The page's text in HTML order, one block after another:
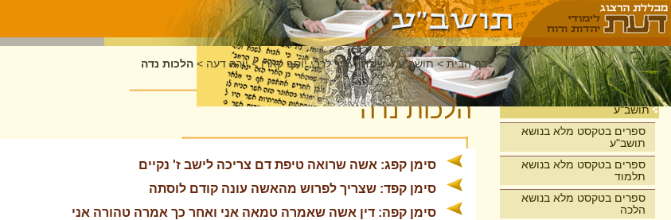
בית
תושב"ע
ספרים בטקסט מלא בנושא
תושב"ע
ספרים בטקסט מלא בנושא
תלמוד
ספרים בטקסט מלא בנושא
הלכה
דף הבית >תושב"ע >שולחן ערוך לרבי יוסף קארו >יורה דעה > הלכות נדה
הלכות נדה
סימן קפג: אשה שרואה טיפת דם צריכה לישב ז' נקיים
סימן קפד: שצריך לפרוש מהאשה עונה קודם לוסתה
סימן קפה: דין אשה שאמרה טמאה אני ואחר כך אמרה טהורה אני